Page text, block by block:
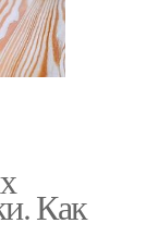
Как